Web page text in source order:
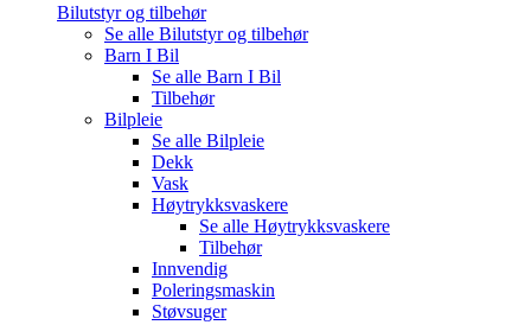
Bilutstyr og tilbehør
Se alle Bilutstyr og tilbehør
Barn I Bil
Se alle Barn I Bil
Tilbehør
Bilpleie
Se alle Bilpleie
Dekk
Vask
Høytrykksvaskere
Se alle Høytrykksvaskere
Tilbehør
Innvendig
Poleringsmaskin
Støvsuger